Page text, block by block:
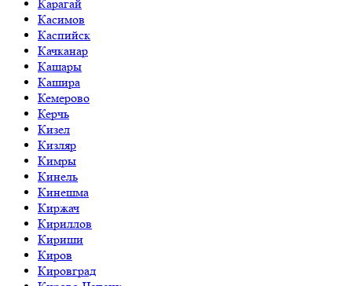
Карагай
Касимов
Каспийск
Качканар
Кашары
Кашира
Кемерово
Керчь
Кизел
Кизляр
Кимры
Кинель
Кинешма
Киржач
Кириллов
Кириши
Киров
Кировград